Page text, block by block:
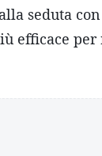
seduta
efficace